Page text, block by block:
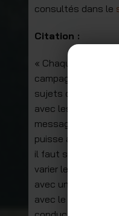
consultés dans le
Citation :
« Chaque année,
campagnes de
sujets de sécurité
avec les facultés
messages soient
puisse attirer
il faut sans cesse
varier les
avec une
avec le souhait de